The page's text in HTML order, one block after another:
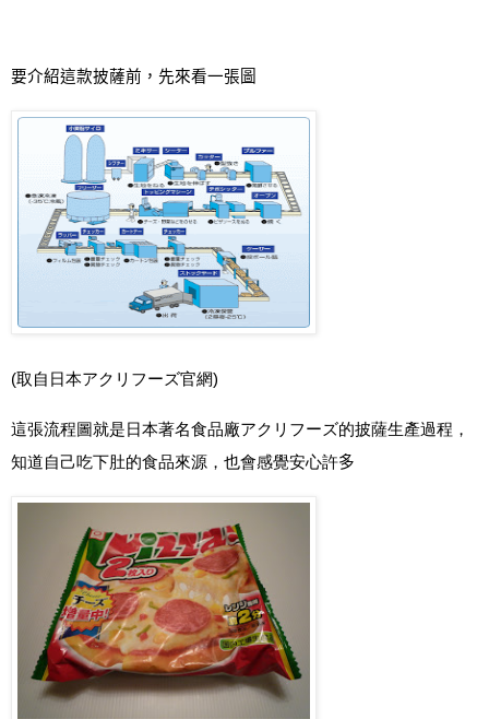
要介紹這款披薩前，先來看一張圖
(取自日本アクリフーズ官網)
這張流程圖就是日本著名食品廠アクリフーズ的披薩生產過程 ，
知道自己吃下肚的食品來源，也會感覺安心許多